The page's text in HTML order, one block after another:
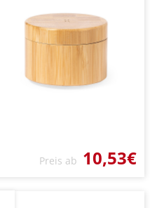
Preis ab 10,53€